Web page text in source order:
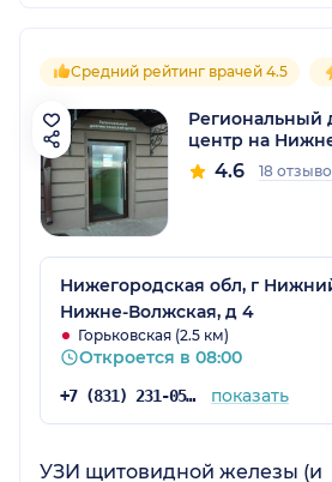
Средний рейтинг врачей 4.5
Региональный
центр на
4.6 18
Нижегородская обл, г
Нижне-Волжская, д 4
Горьковская (2.5 км)
Откроется в 08:00
+7 (831) 231-05-91 показать
УЗИ щитовидной железы (и